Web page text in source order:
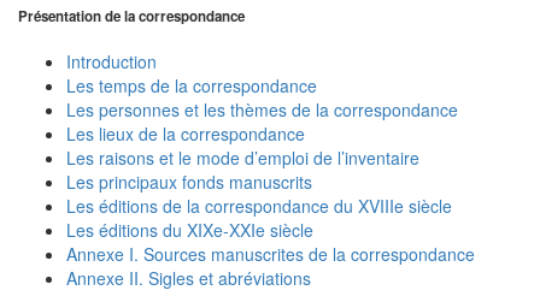
Présentation de la correspondance
Introduction
Les temps de la correspondance
Les personnes et les thèmes de la correspondance
Les lieux de la correspondance
Les raisons et le mode d’emploi de l’inventaire
Les principaux fonds manuscrits
Les éditions de la correspondance du XVIIIe siècle
Les éditions du XIXe-XXIe siècle
Annexe I. Sources manuscrites de la correspondance
Annexe II. Sigles et abréviations